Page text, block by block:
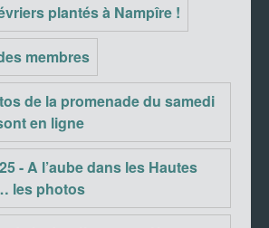
plantés à Nampîre !
membres
de la promenade du samedi
en ligne
- A l’aube dans les Hautes
les photos